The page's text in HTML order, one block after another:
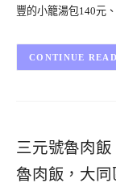
豐的小籠湯包140元
CONTINUE
三元號魯肉
魯肉飯，大同